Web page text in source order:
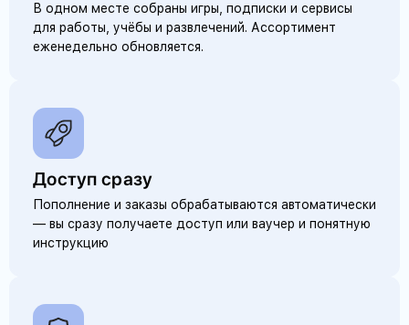
В одном месте собраны игры, подписки и сервисы
для работы, учёбы и развлечений. Ассортимент
еженедельно обновляется.
Доступ сразу
Пополнение и заказы обрабатываются автоматически
— вы сразу получаете доступ или ваучер и понятную
инструкцию